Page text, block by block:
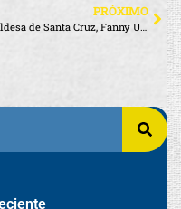
PRÓXIMO
Alcaldesa de Santa Cruz, Fanny Uribe, se reunió con la Fundación TUNACONS